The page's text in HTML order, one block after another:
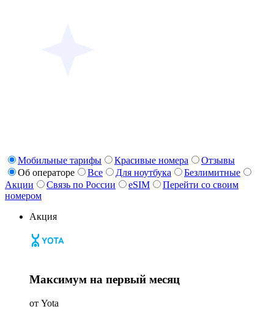
Мобильные тарифы Красивые номера
Отзывы
Об операторе
Все Для ноутбука
Безлимитные
Акции
Связь по России eSIM
Перейти со своим
номером
Акция
Максимум на первый месяц
от Yota